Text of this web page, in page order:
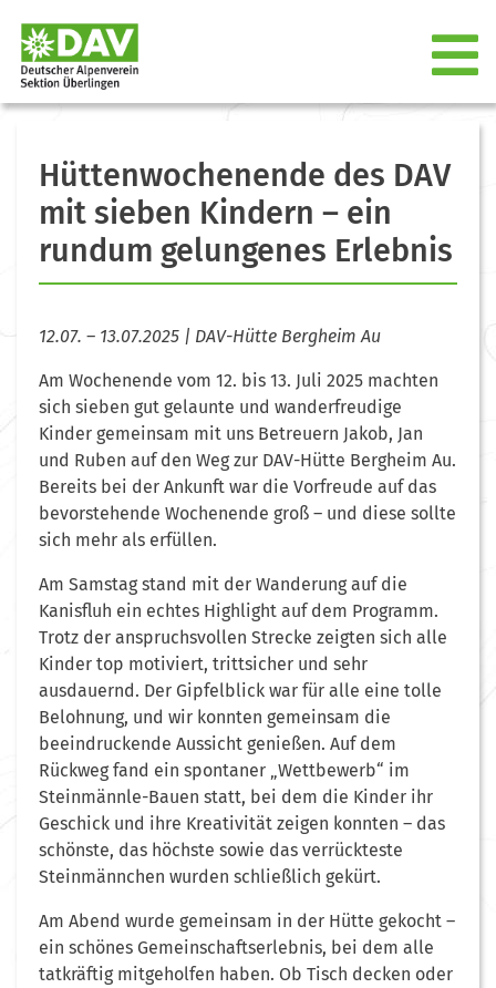
Hüttenwochenende des DAV
mit sieben Kindern – ein
rundum gelungenes Erlebnis
12.07. – 13.07.2025 | DAV-Hütte Bergheim Au
Am Wochenende vom 12. bis 13. Juli 2025 machten
sich sieben gut gelaunte und wanderfreudige
Kinder gemeinsam mit uns Betreuern Jakob, Jan
und Ruben auf den Weg zur DAV-Hütte Bergheim Au.
Bereits bei der Ankunft war die Vorfreude auf das
bevorstehende Wochenende groß – und diese sollte
sich mehr als erfüllen.
Am Samstag stand mit der Wanderung auf die
Kanisfluh ein echtes Highlight auf dem Programm.
Trotz der anspruchsvollen Strecke zeigten sich alle
Kinder top motiviert, trittsicher und sehr
ausdauernd. Der Gipfelblick war für alle eine tolle
Belohnung, und wir konnten gemeinsam die
beeindruckende Aussicht genießen. Auf dem
Rückweg fand ein spontaner „Wettbewerb“ im
Steinmännle-Bauen statt, bei dem die Kinder ihr
Geschick und ihre Kreativität zeigen konnten – das
schönste, das höchste sowie das verrückteste
Steinmännchen wurden schließlich gekürt.
Am Abend wurde gemeinsam in der Hütte gekocht –
ein schönes Gemeinschaftserlebnis, bei dem alle
tatkräftig mitgeholfen haben. Ob Tisch decken oder